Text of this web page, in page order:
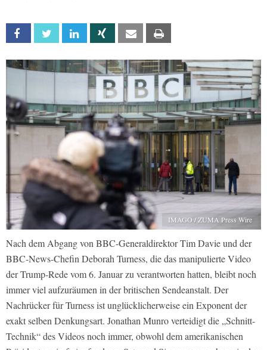
Facebook Twitter Linkedin Xing Email
IMAGO / ZUMA Press Wire
Nach dem Abgang von BBC-Generaldirektor Tim Davie und der
BBC-News-Chefin Deborah Turness, die das manipulierte Video
der Trump-Rede vom 6. Januar zu verantworten hatten, bleibt noch
immer viel aufzuräumen in der britischen Sendeanstalt. Der
Nachrücker für Turness ist unglücklicherweise ein Exponent der
exakt selben Denkungsart. Jonathan Munro verteidigt die „Schnitt-
Technik“ des Videos noch immer, obwohl dem amerikanischen